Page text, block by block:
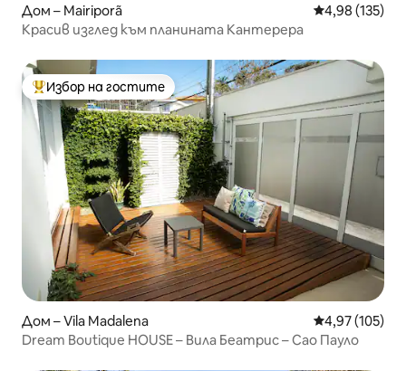
Дом – Mairiporã Средна
4,98 (135)
Красив изглед към планината Кантерера
Най-популярен избор на гостите
Избор на гостите
Дом – Vila Madalena Средна
4,97 (105)
Dream Boutique HOUSE – Вила Беатрис – Сао Пауло